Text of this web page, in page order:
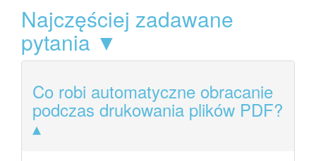
Najczęściej zadawane
pytania ▼
Co robi automatyczne obracanie
podczas drukowania plików PDF?